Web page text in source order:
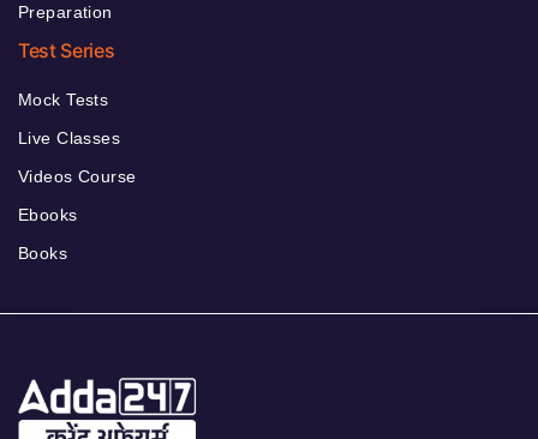
Preparation
Test Series
Mock Tests
Live Classes
Videos Course
Ebooks
Books